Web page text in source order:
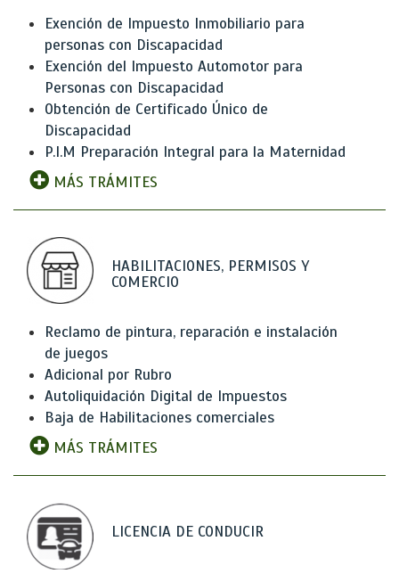
Exención de Impuesto Inmobiliario para
personas con Discapacidad
Exención del Impuesto Automotor para
Personas con Discapacidad
Obtención de Certificado Único de
Discapacidad
P.I.M Preparación Integral para la Maternidad
MÁS TRÁMITES
HABILITACIONES, PERMISOS Y
COMERCIO
Reclamo de pintura, reparación e instalación
de juegos
Adicional por Rubro
Autoliquidación Digital de Impuestos
Baja de Habilitaciones comerciales
MÁS TRÁMITES
LICENCIA DE CONDUCIR